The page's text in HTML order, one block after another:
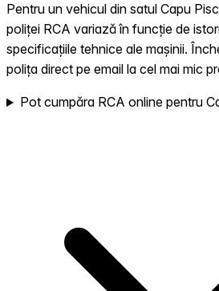
Pentru un vehicul din satul Capu
poliței RCA variază în funcție de
specificațiile tehnice ale mașinii.
polița direct pe email la cel mai mic
Pot cumpăra RCA online pentru